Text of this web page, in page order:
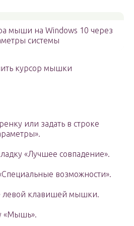
мыши на Windows 10 через
системы
курсор мышки
или задать в строке
«Лучшее совпадение».
возможности».
левой клавишей мышки.
«Мышь».